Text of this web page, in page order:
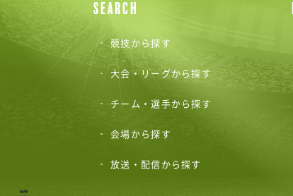
SEARCH
競技から探す
大会・リーグから探す
チーム・選手から探す
会場から探す
放送・配信から探す